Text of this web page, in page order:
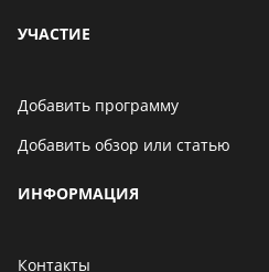
УЧАСТИЕ
Добавить программу
Добавить обзор или статью
ИНФОРМАЦИЯ
Контакты